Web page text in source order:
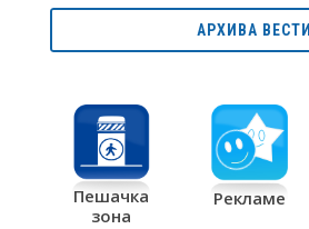
АРХИВА ВЕСТИ
Пешачка
зона
Рекламе